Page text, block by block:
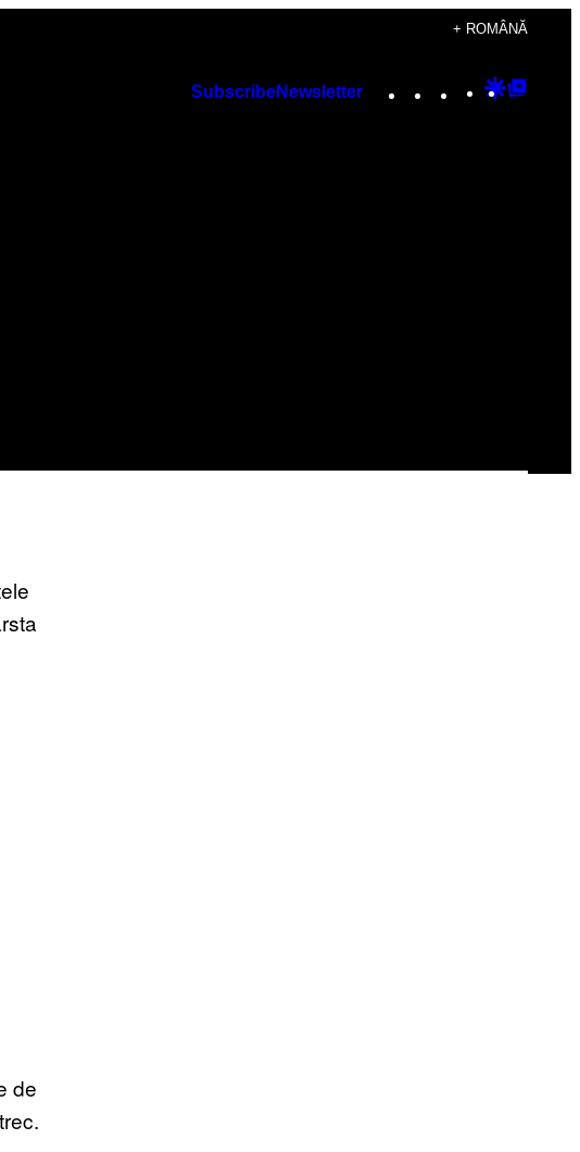
+ ROMÂNĂ
SubscribeNewsletter Instagram
TikTok
YouTube
Google
de